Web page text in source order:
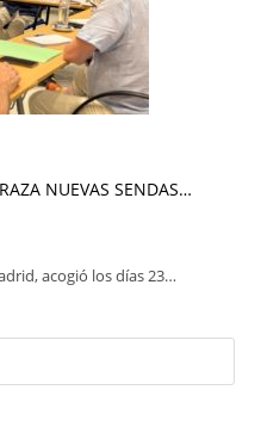
NUEVAS SENDAS…
acogió los días 23…